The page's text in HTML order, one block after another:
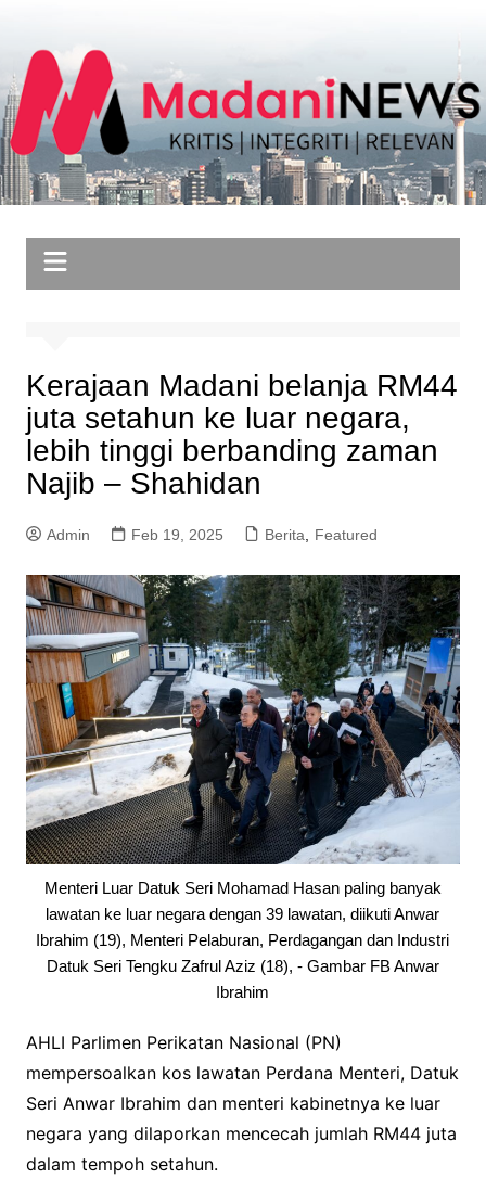
content
Kerajaan Madani belanja RM44
juta setahun ke luar negara,
lebih tinggi berbanding zaman
Najib – Shahidan
Admin Feb 19, 2025 Berita, Featured
Menteri Luar Datuk Seri Mohamad Hasan paling banyak
lawatan ke luar negara dengan 39 lawatan, diikuti Anwar
Ibrahim (19), Menteri Pelaburan, Perdagangan dan Industri
Datuk Seri Tengku Zafrul Aziz (18), - Gambar FB Anwar
Ibrahim
AHLI Parlimen Perikatan Nasional (PN)
mempersoalkan kos lawatan Perdana Menteri, Datuk
Seri Anwar Ibrahim dan menteri kabinetnya ke luar
negara yang dilaporkan mencecah jumlah RM44 juta
dalam tempoh setahun.